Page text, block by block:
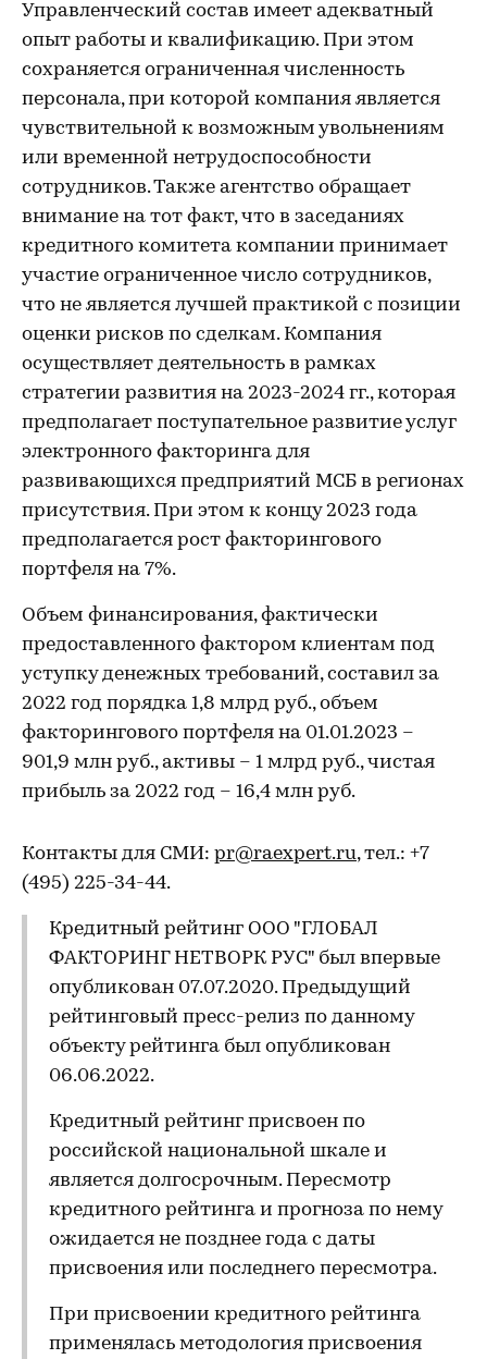
Управленческий состав имеет адекватный
опыт работы и квалификацию. При этом
сохраняется ограниченная численность
персонала, при которой компания является
чувствительной к возможным увольнениям
или временной нетрудоспособности
сотрудников. Также агентство обращает
внимание на тот факт, что в заседаниях
кредитного комитета компании принимает
участие ограниченное число сотрудников,
что не является лучшей практикой с позиции
оценки рисков по сделкам. Компания
осуществляет деятельность в рамках
стратегии развития на 2023-2024 гг., которая
предполагает поступательное развитие услуг
электронного факторинга для
развивающихся предприятий МСБ в регионах
присутствия. При этом к концу 2023 года
предполагается рост факторингового
портфеля на 7%.
Объем финансирования, фактически
предоставленного фактором клиентам под
уступку денежных требований, составил за
2022 год порядка 1,8 млрд руб., объем
факторингового портфеля на 01.01.2023 –
901,9 млн руб., активы – 1 млрд руб., чистая
прибыль за 2022 год – 16,4 млн руб.
Контакты для СМИ: pr@raexpert.ru, тел.: +7
(495) 225-34-44.
Кредитный рейтинг ООО "ГЛОБАЛ
ФАКТОРИНГ НЕТВОРК РУС" был впервые
опубликован 07.07.2020. Предыдущий
рейтинговый пресс-релиз по данному
объекту рейтинга был опубликован
06.06.2022.
Кредитный рейтинг присвоен по
российской национальной шкале и
является долгосрочным. Пересмотр
кредитного рейтинга и прогноза по нему
ожидается не позднее года с даты
присвоения или последнего пересмотра.
При присвоении кредитного рейтинга
применялась методология присвоения